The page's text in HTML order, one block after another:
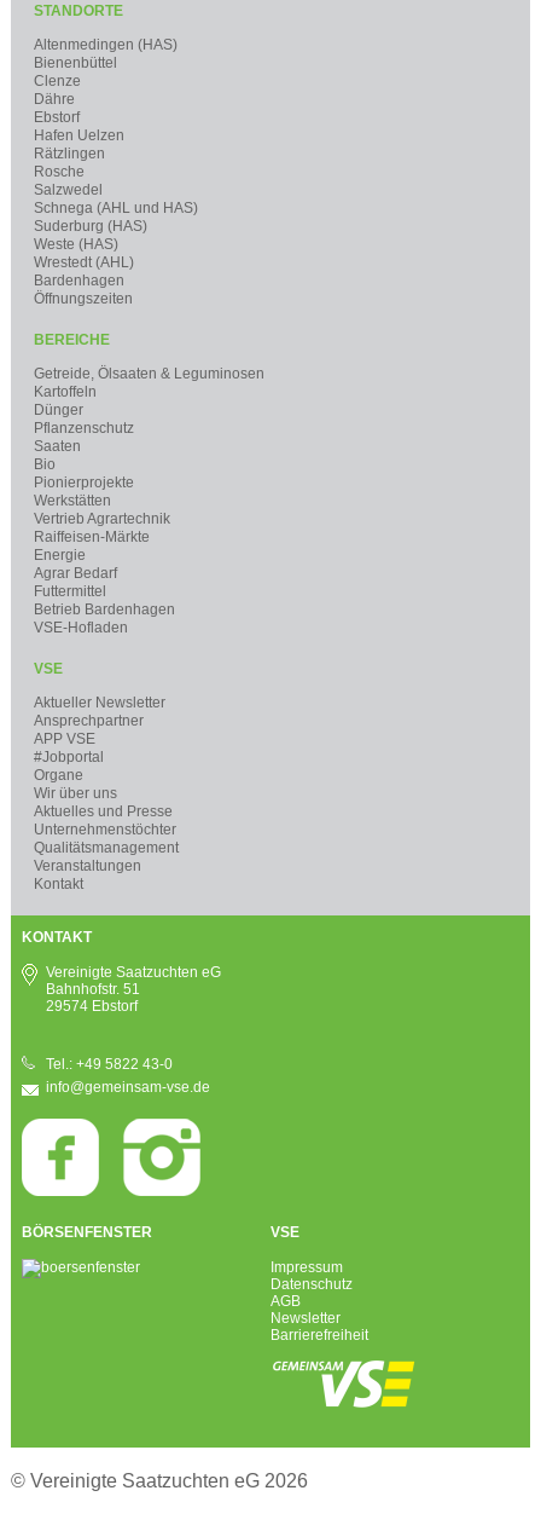
STANDORTE
Altenmedingen (HAS)
Bienenbüttel
Clenze
Dähre
Ebstorf
Hafen Uelzen
Rätzlingen
Rosche
Salzwedel
Schnega (AHL und HAS)
Suderburg (HAS)
Weste (HAS)
Wrestedt (AHL)
Bardenhagen
Öffnungszeiten
BEREICHE
Getreide, Ölsaaten & Leguminosen
Kartoffeln
Dünger
Pflanzenschutz
Saaten
Bio
Pionierprojekte
Werkstätten
Vertrieb Agrartechnik
Raiffeisen-Märkte
Energie
Agrar Bedarf
Futtermittel
Betrieb Bardenhagen
VSE-Hofladen
VSE
Aktueller Newsletter
Ansprechpartner
APP VSE
#Jobportal
Organe
Wir über uns
Aktuelles und Presse
Unternehmenstöchter
Qualitätsmanagement
Veranstaltungen
Kontakt
KONTAKT
Vereinigte Saatzuchten eG
Bahnhofstr. 51
29574 Ebstorf
Tel.: +49 5822 43-0
info@gemeinsam-vse.de
BÖRSENFENSTER VSE
Impressum
Datenschutz
AGB
Newsletter
Barrierefreiheit
© Vereinigte Saatzuchten eG 2026